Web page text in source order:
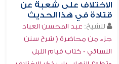
الاختلاف على شعبة عن
قتادة في هذا الحديث
للشيخ: عبد المحسن العباد
جزء من محاضرة ( شرح سنن
النسائي - كتاب قيام الليل